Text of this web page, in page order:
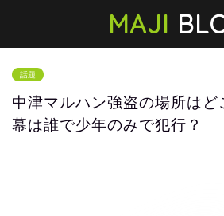
MAJI
話題
中津マルハン強盗の場所はど
幕は誰で少年のみで犯行？